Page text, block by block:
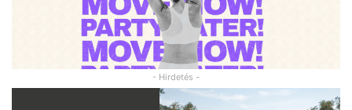
- Hirdetés -